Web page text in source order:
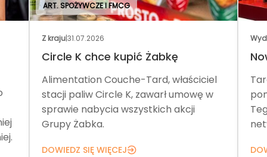
ART. SPOŻYWCZE I FMCG
Z kraju|31.07.2026
Circle K chce kupić Żabkę
Alimentation Couche-Tard, właściciel
stacji paliw Circle K, zawarł umowę w
sprawie nabycia wszystkich akcji
Grupy Żabka.
DOWIEDZ SIĘ WIĘCEJ